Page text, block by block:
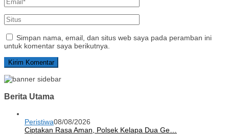
Simpan nama, email, dan situs web saya pada peramban ini
untuk komentar saya berikutnya.
Berita Utama
Peristiwa08/08/2026
Ciptakan Rasa Aman, Polsek Kelapa Dua Ge…